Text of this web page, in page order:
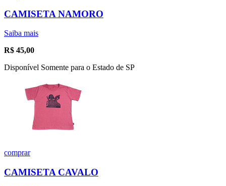
CAMISETA NAMORO
Saiba mais
R$ 45,00
Disponível Somente para o Estado de SP
comprar
CAMISETA CAVALO